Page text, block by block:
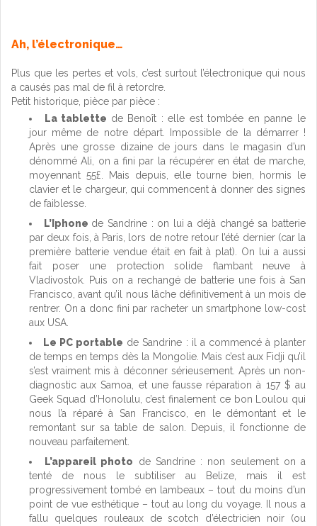
Ah, l’électronique…
Plus que les pertes et vols, c’est surtout l’électronique qui nous
a causés pas mal de fil à retordre.
Petit historique, pièce par pièce :
La tablette de Benoît : elle est tombée en panne le
jour même de notre départ. Impossible de la démarrer !
Après une grosse dizaine de jours dans le magasin d’un
dénommé Ali, on a fini par la récupérer en état de marche,
moyennant 55£. Mais depuis, elle tourne bien, hormis le
clavier et le chargeur, qui commencent à donner des signes
de faiblesse.
L’Iphone de Sandrine : on lui a déjà changé sa batterie
par deux fois, à Paris, lors de notre retour l’été dernier (car la
première batterie vendue était en fait à plat). On lui a aussi
fait poser une protection solide flambant neuve à
Vladivostok. Puis on a rechangé de batterie une fois à San
Francisco, avant qu’il nous lâche définitivement à un mois de
rentrer. On a donc fini par racheter un smartphone low-cost
aux USA.
Le PC portable de Sandrine : il a commencé à planter
de temps en temps dès la Mongolie. Mais c’est aux Fidji qu’il
s’est vraiment mis à déconner sérieusement. Après un non-
diagnostic aux Samoa, et une fausse réparation à 157 $ au
Geek Squad d’Honolulu, c’est finalement ce bon Loulou qui
nous l’a réparé à San Francisco, en le démontant et le
remontant sur sa table de salon. Depuis, il fonctionne de
nouveau parfaitement.
L’appareil photo de Sandrine : non seulement on a
tenté de nous le subtiliser au Belize, mais il est
progressivement tombé en lambeaux – tout du moins d’un
point de vue esthétique – tout au long du voyage. Il nous a
fallu quelques rouleaux de scotch d’électricien noir (ou